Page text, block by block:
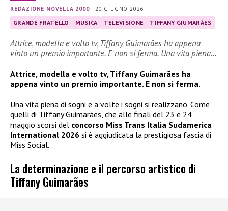
REDAZIONE NOVELLA 2000|20 GIUGNO 2026
GRANDE FRATELLO MUSICA TELEVISIONE TIFFANY GIUMARÃES
Attrice, modella e volto tv, Tiffany Guimarães ha appena
vinto un premio importante. E non si ferma. Una vita piena…
Attrice, modella e volto tv, Tiffany Guimarães ha
appena vinto un premio importante. E non si ferma.
Una vita piena di sogni e a volte i sogni si realizzano. Come
quelli di Tiffany Guimarães, che alle finali del 23 e 24
maggio scorsi del concorso Miss Trans Italia Sudamerica
International 2026 si è aggiudicata la prestigiosa fascia di
Miss Social.
La determinazione e il percorso artistico di
Tiffany Guimarães